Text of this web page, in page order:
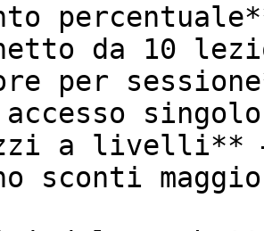
da 10
per
a livelli**
sconti